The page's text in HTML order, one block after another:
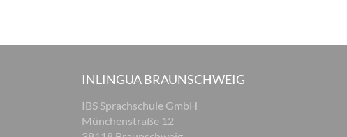
INLINGUA BRAUNSCHWEIG
IBS Sprachschule GmbH
Münchenstraße 12